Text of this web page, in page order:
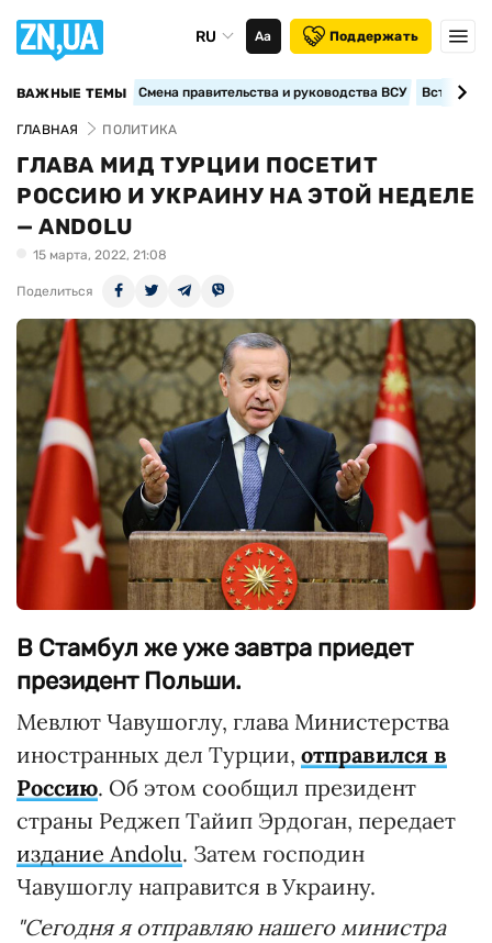
RU Аа Поддержать
ВАЖНЫЕ ТЕМЫ Смена правительства и руководства ВСУ
ГЛАВНАЯ ПОЛИТИКА
ГЛАВА МИД ТУРЦИИ ПОСЕТИТ
РОССИЮ И УКРАИНУ НА ЭТОЙ НЕДЕЛЕ
— ANDOLU
15 марта, 2022, 21:08
Поделиться
В Стамбул же уже завтра приедет
президент Польши.
Мевлют Чавушоглу, глава Министерства
иностранных дел Турции, отправился в
Россию. Об этом сообщил президент
страны Реджеп Тайип Эрдоган, передает
издание Andolu. Затем господин
Чавушоглу направится в Украину.
"Сегодня я отправляю нашего министра